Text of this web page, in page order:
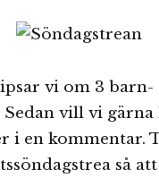
vi om 3
Sedan vill vi
i en kommentar.
så